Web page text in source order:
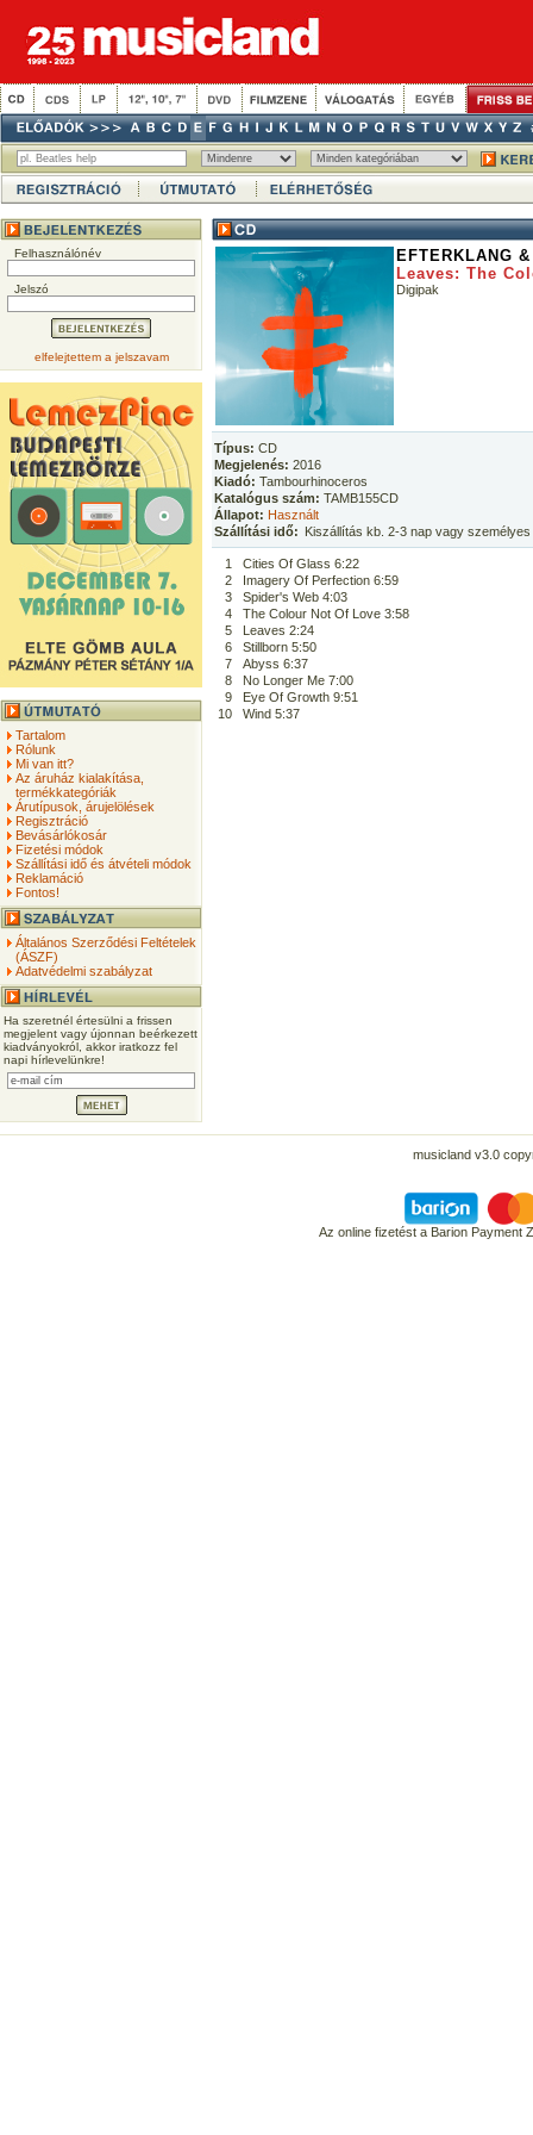
Felhasználónév
Jelszó
elfelejtettem a jelszavam
Tartalom
Rólunk
Mi van itt?
Az áruház kialakítása,
termékkategóriák
Árutípusok, árujelölések
Regisztráció
Bevásárlókosár
Fizetési módok
Szállítási idő és átvételi módok
Reklamáció
Fontos!
Általános Szerződési Feltételek
(ÁSZF)
Adatvédelmi szabályzat
Ha szeretnél értesülni a frissen
megjelent vagy újonnan beérkezett
kiadványokról, akkor iratkozz fel
napi hírlevelünkre!
EFTERKLANG
Leaves: The
Digipak
Típus: CD
Megjelenés: 2016
Kiadó: Tambourhinoceros
Katalógus szám: TAMB155CD
Állapot: Használt
Szállítási idő: Kiszállítás kb. 2-3 nap vagy
1
Cities Of Glass 6:22
2
Imagery Of Perfection 6:59
3
Spider's Web 4:03
4
The Colour Not Of Love 3:58
5
Leaves 2:24
6
Stillborn 5:50
7
Abyss 6:37
8
No Longer Me 7:00
9
Eye Of Growth 9:51
10
Wind 5:37
musicland v3.0
Az online fizetést a Barion Payment